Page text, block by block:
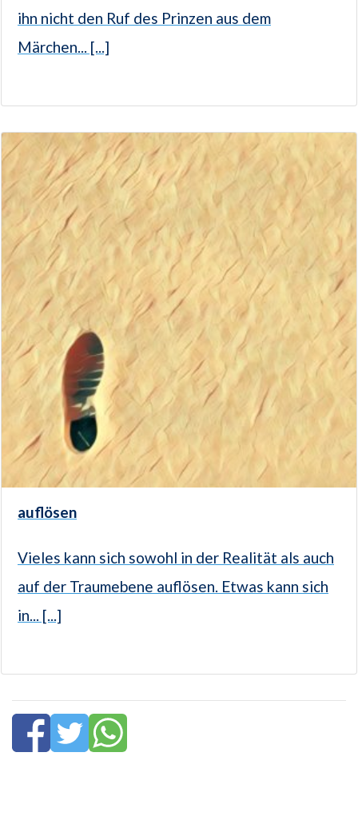
ihn nicht den Ruf des Prinzen aus dem
Märchen... [...]
auflösen
Vieles kann sich sowohl in der Realität als auch
auf der Traumebene auflösen. Etwas kann sich
in... [...]